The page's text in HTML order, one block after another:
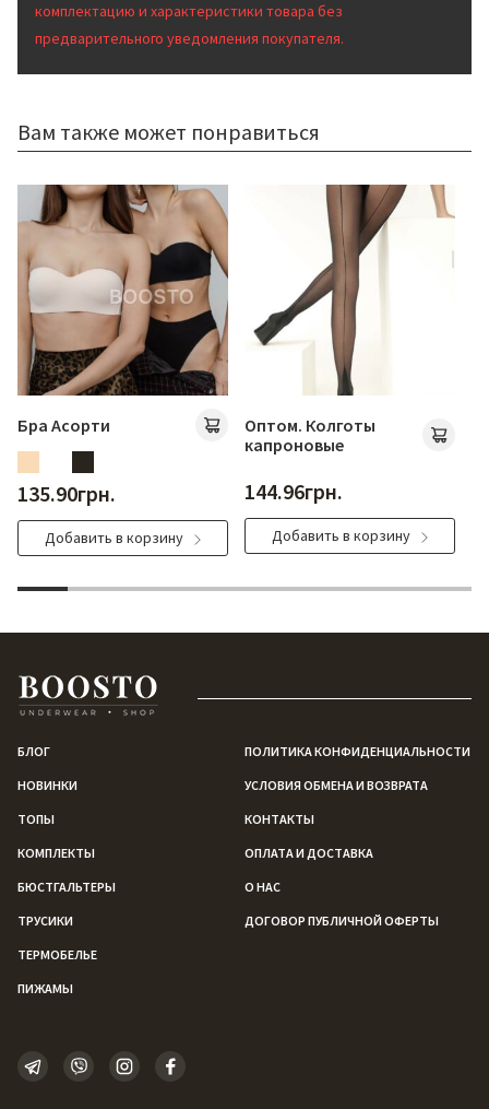
комплектацию и характеристики товара без
предварительного уведомления покупателя.
Вам также может понравиться
Бра Асорти
135.90грн.
Добавить в корзину
Оптом. Колготы
капроновые
144.96грн.
Добавить в корзину
БЛОГ
НОВИНКИ
ТОПЫ
КОМПЛЕКТЫ
БЮСТГАЛЬТЕРЫ
ТРУСИКИ
ТЕРМОБЕЛЬЕ
ПИЖАМЫ
ПОЛИТИКА КОНФИДЕНЦИАЛЬНОСТИ
УСЛОВИЯ ОБМЕНА И ВОЗВРАТА
КОНТАКТЫ
ОПЛАТА И ДОСТАВКА
О НАС
ДОГОВОР ПУБЛИЧНОЙ ОФЕРТЫ